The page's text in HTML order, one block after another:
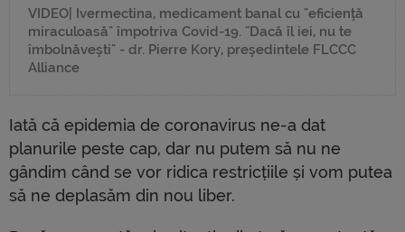
VIDEO| Ivermectina, medicament banal cu "eficiență
miraculoasă" împotriva Covid-19. "Dacă îl iei, nu te
îmbolnăvești" - dr. Pierre Kory, președintele FLCCC
Alliance
Iată că epidemia de coronavirus ne-a dat
planurile peste cap, dar nu putem să nu ne
gândim când se vor ridica restricțiile și vom putea
să ne deplasăm din nou liber.